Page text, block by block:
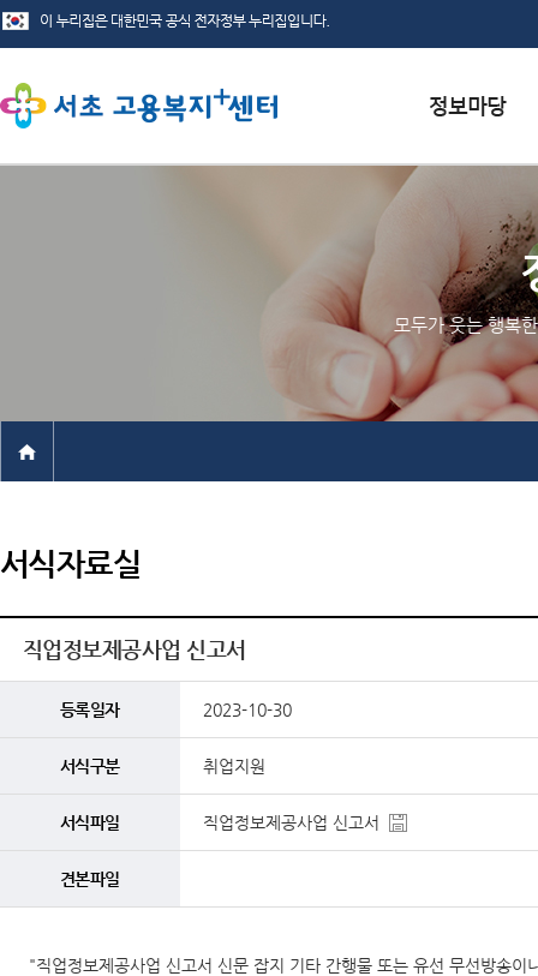
채용정보
인재정보
관련사이트
모두가 웃는 행복
서식자료실
직업정보제공사업 신고서
등록일자 2023-10-30
서식구분 취업지원
서식파일 직업정보제공사업 신고서
견본파일
"직업정보제공사업 신고서 신문 잡지 기타 간행물 또는 유선 무선방송이